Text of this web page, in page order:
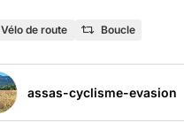
Vélo de route Boucle
assas-cyclisme-evasion